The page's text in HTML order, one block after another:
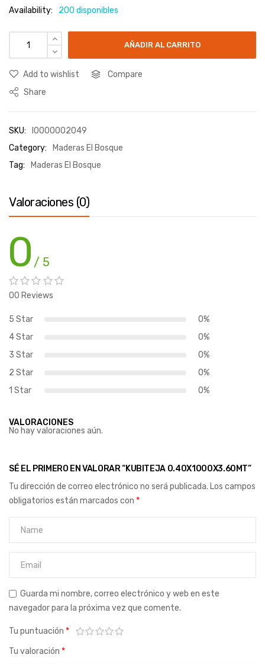
Availability: 200 disponibles
AÑADIR AL CARRITO
Add to wishlist
Compare
Share
SKU:
I0000002049
Category:
Maderas El Bosque
Tag:
Maderas El Bosque
Valoraciones (0)
0 / 5
00 Reviews
5 Star
0%
4 Star
0%
3 Star
0%
2 Star
0%
1 Star
0%
VALORACIONES
No hay valoraciones aún.
SÉ EL PRIMERO EN VALORAR “KUBITEJA 0.40X1000X3.60MT”
Tu dirección de correo electrónico no será publicada. Los campos
obligatorios están marcados con *
Guarda mi nombre, correo electrónico y web en este
navegador para la próxima vez que comente.
Tu puntuación *
Tu valoración *